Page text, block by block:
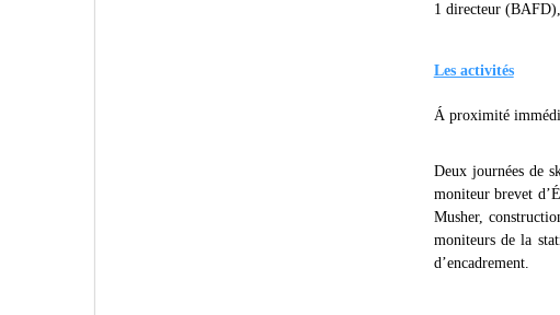
1 directeur
Les activités
Á proximité
Deux journées de
moniteur brevet
Musher,
moniteurs de la
d’encadrement.